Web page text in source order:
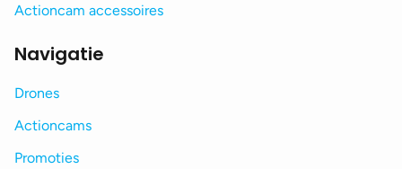
Actioncam accessoires
Navigatie
Drones
Actioncams
Promoties